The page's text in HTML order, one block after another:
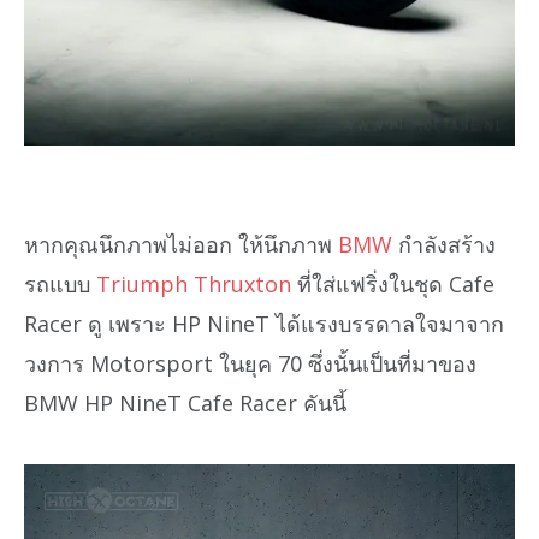
หากคุณนึกภาพไม่ออก ให้นึกภาพ BMW กำลังสร้าง
รถแบบ Triumph Thruxton ที่ใส่แฟริ่งในชุด Cafe
Racer ดู เพราะ HP NineT ได้แรงบรรดาลใจมาจาก
วงการ Motorsport ในยุค 70 ซึ่งนั้นเป็นที่มาของ
BMW HP NineT Cafe Racer คันนี้